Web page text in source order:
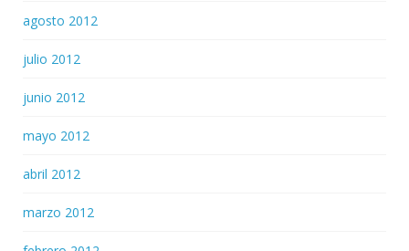
agosto 2012
julio 2012
junio 2012
mayo 2012
abril 2012
marzo 2012